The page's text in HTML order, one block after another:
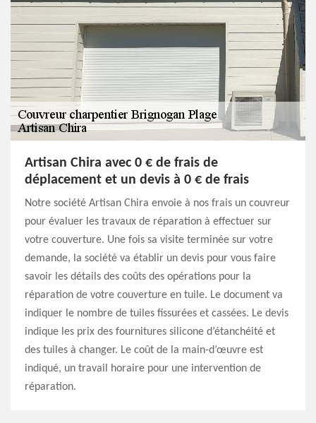
Artisan Chira avec 0 € de frais de
déplacement et un devis à 0 € de frais
Notre société Artisan Chira envoie à nos frais un couvreur
pour évaluer les travaux de réparation à effectuer sur
votre couverture. Une fois sa visite terminée sur votre
demande, la société va établir un devis pour vous faire
savoir les détails des coûts des opérations pour la
réparation de votre couverture en tuile. Le document va
indiquer le nombre de tuiles fissurées et cassées. Le devis
indique les prix des fournitures silicone d’étanchéité et
des tuiles à changer. Le coût de la main-d’œuvre est
indiqué, un travail horaire pour une intervention de
réparation.